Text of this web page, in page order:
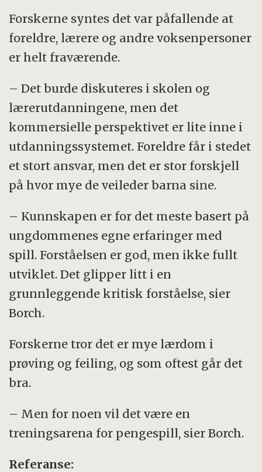
Forskerne syntes det var påfallende at
foreldre, lærere og andre voksenpersoner
er helt fraværende.
– Det burde diskuteres i skolen og
lærerutdanningene, men det
kommersielle perspektivet er lite inne i
utdanningssystemet. Foreldre får i stedet
et stort ansvar, men det er stor forskjell
på hvor mye de veileder barna sine.
– Kunnskapen er for det meste basert på
ungdommenes egne erfaringer med
spill. Forståelsen er god, men ikke fullt
utviklet. Det glipper litt i en
grunnleggende kritisk forståelse, sier
Borch.
Forskerne tror det er mye lærdom i
prøving og feiling, og som oftest går det
bra.
– Men for noen vil det være en
treningsarena for pengespill, sier Borch.
Referanse: